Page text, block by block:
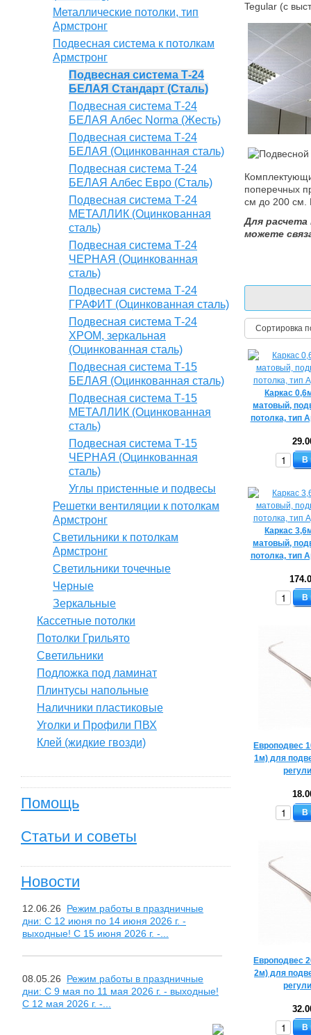
Металлические потолки, тип
Армстронг
Подвесная система к потолкам
Армстронг
Подвесная система Т-24
БЕЛАЯ Стандарт (Сталь)
Подвесная система Т-24
БЕЛАЯ Албес Norma (Жесть)
Подвесная система Т-24
БЕЛАЯ (Оцинкованная сталь)
Подвесная система Т-24
БЕЛАЯ Албес Евро (Сталь)
Подвесная система Т-24
МЕТАЛЛИК (Оцинкованная
сталь)
Подвесная система Т-24
ЧЕРНАЯ (Оцинкованная
сталь)
Подвесная система Т-24
ГРАФИТ (Оцинкованная сталь)
Подвесная система Т-24
ХРОМ, зеркальная
(Оцинкованная сталь)
Подвесная система Т-15
БЕЛАЯ (Оцинкованная сталь)
Подвесная система Т-15
МЕТАЛЛИК (Оцинкованная
сталь)
Подвесная система Т-15
ЧЕРНАЯ (Оцинкованная
сталь)
Углы пристенные и подвесы
Решетки вентиляции к потолкам
Армстронг
Светильники к потолкам
Армстронг
Светильники точечные
Черные
Зеркальные
Кассетные потолки
Потолки Грильято
Светильники
Подложка под ламинат
Плинтусы напольные
Наличники пластиковые
Уголки и Профили ПВХ
Клей (жидкие гвозди)
Помощь
Статьи и советы
Новости
12.06.26
Режим работы в праздничные
дни: С 12 июня по 14 июня 2026 г. -
выходные! С 15 июня 2026 г. -...
08.05.26
Режим работы в праздничные
дни: С 9 мая по 11 мая 2026 г. - выходные!
С 12 мая 2026 г. -...
Tegular (с
поперечных
см до 200 см.
Для
можете
Сортировка
Каркас
матовый,
потолка, тип
В
Каркас
матовый,
потолка, тип
В
Европодвес
1м) для
В
Европодвес
2м) для
В